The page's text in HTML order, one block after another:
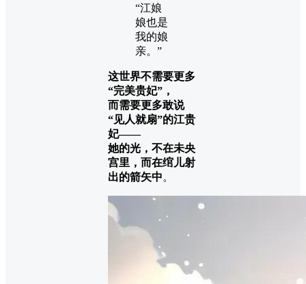
“江娘
娘也是
我的娘
亲。”
这世界不需要更多
“完美贵妃”，
而需要更多敢说
“见人就扇”的江贵
妃——
她的光，不在未央
宫里，而在绾儿射
出的箭矢中。